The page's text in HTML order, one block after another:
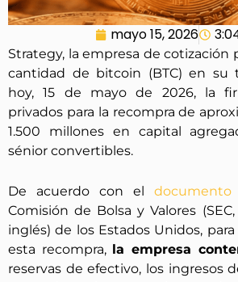
mayo 15, 2026
Strategy, la empresa de cotización
cantidad de bitcoin (BTC) en su
hoy, 15 de mayo de 2026, la
privados para la recompra de
1.500 millones en capital
sénior convertibles.
De acuerdo con el documento
Comisión de Bolsa y Valores
inglés) de los Estados Unidos,
esta recompra, la empresa
reservas de efectivo, los ingresos